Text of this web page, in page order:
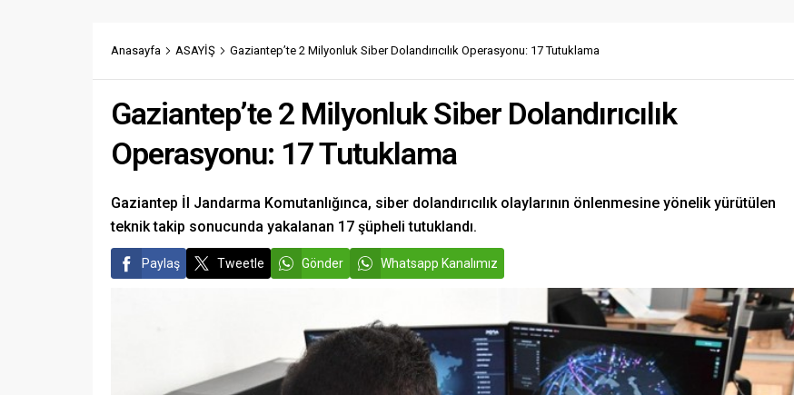
Anasayfa ASAYİŞ Gaziantep’te 2 Milyonluk Siber Dolandırıcılık Operasyonu: 17 Tutuklama
Gaziantep’te 2 Milyonluk Siber Dolandırıcılık
Operasyonu: 17 Tutuklama
Gaziantep İl Jandarma Komutanlığınca, siber dolandırıcılık olaylarının önlenmesine yönelik yürütülen
teknik takip sonucunda yakalanan 17 şüpheli tutuklandı.
Paylaş Tweetle Gönder Whatsapp Kanalımız